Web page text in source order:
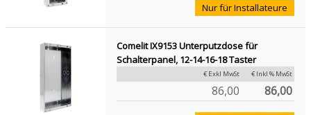
Nur für Installateure
Comelit IX9153 Unterputzdose für
Schalterpanel, 12-14-16-18 Taster
€ Exkl MwSt € Inkl % MwSt
86,00 86,00